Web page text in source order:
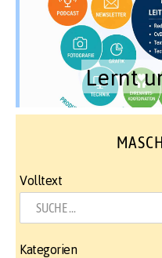
Lernt
Volltext
Kategorien